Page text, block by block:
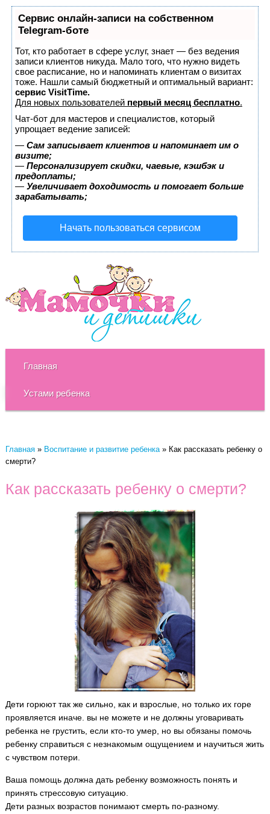
Сервис онлайн-записи на собственном
Telegram-боте
Тот, кто работает в сфере услуг, знает — без ведения
записи клиентов никуда. Мало того, что нужно видеть
свое расписание, но и напоминать клиентам о визитах
тоже. Нашли самый бюджетный и оптимальный вариант:
сервис VisitTime.
Для новых пользователей первый месяц бесплатно.
Чат-бот для мастеров и специалистов, который
упрощает ведение записей:
— Сам записывает клиентов и напоминает им о
визите;
— Персонализирует скидки, чаевые, кэшбэк и
предоплаты;
— Увеличивает доходимость и помогает больше
зарабатывать;
Начать пользоваться сервисом
Главная
Устами ребенка
Главная» Воспитание и развитие ребенка» Как рассказать ребенку о
смерти?
Как рассказать ребенку о смерти?
Дети горюют так же сильно, как и взрослые, но только их горе
проявляется иначе. вы не можете и не должны уговаривать
ребенка не грустить, если кто-то умер, но вы обязаны помочь
ребенку справиться с незнакомым ощущением и научиться жить
с чувством потери.
Ваша помощь должна дать ребенку возможность понять и
принять стрессовую ситуацию.
Дети разных возрастов понимают смерть по-разному.